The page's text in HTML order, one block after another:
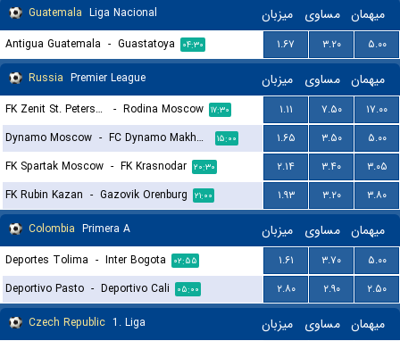
Guatemala Liga Nacional میزبان مساوی میهمان
Antigua Guatemala - Guastatoya ۰۴:۳۰ ۱.۶۷ ۳.۲۰
۵.۰۰
Russia Premier League میزبان مساوی میهمان
FK Zenit St. Petersburg - Rodina Moscow ۱۷:۳۰ ۱.۱۱ ۷.۵۰
۱۷.۰۰
Dynamo Moscow - FC Dynamo Makhachkala ۱۵:۰۰ ۱.۶۵ ۳.۵۰
۵.۰۰
FK Spartak Moscow - FK Krasnodar ۲۰:۳۰ ۲.۱۴ ۳.۴۰
۳.۰۵
FK Rubin Kazan - Gazovik Orenburg ۲۱:۰۰ ۱.۹۳ ۳.۲۰
۳.۸۰
Colombia Primera A میزبان مساوی میهمان
Deportes Tolima - Inter Bogota ۰۲:۵۵ ۱.۶۱ ۳.۷۰
۵.۰۰
Deportivo Pasto - Deportivo Cali ۰۵:۰۰ ۲.۸۰ ۲.۹۰
۲.۵۰
Czech Republic 1. Liga میزبان مساوی میهمان